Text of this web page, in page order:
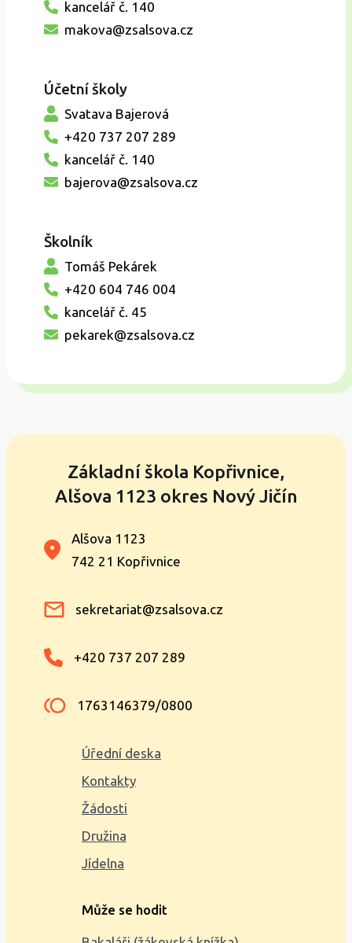
kancelář č. 140
makova@zsalsova.cz
Účetní školy
Svatava Bajerová
+420 737 207 289
kancelář č. 140
bajerova@zsalsova.cz
Školník
Tomáš Pekárek
+420 604 746 004
kancelář č. 45
pekarek@zsalsova.cz
Základní škola Kopřivnice,
Alšova 1123 okres Nový Jičín
Alšova 1123
742 21 Kopřivnice
sekretariat@zsalsova.cz
+420 737 207 289
1763146379/0800
Úřední deska
Kontakty
Žádosti
Družina
Jídelna
Může se hodit